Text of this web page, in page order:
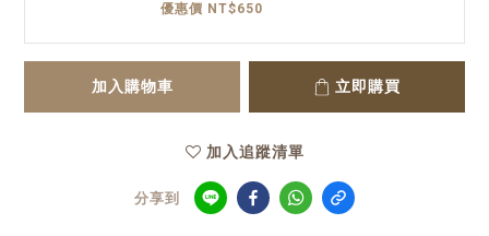
優惠價 NT$650
加入購物車 立即購買
加入追蹤清單
分享到